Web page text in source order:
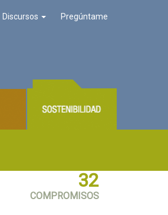
Discursos Pregúntame
32
COMPROMISOS